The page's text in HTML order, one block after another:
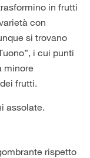
in frutti
con
si trovano
i cui punti
minore
frutti.
assolate.
rispetto